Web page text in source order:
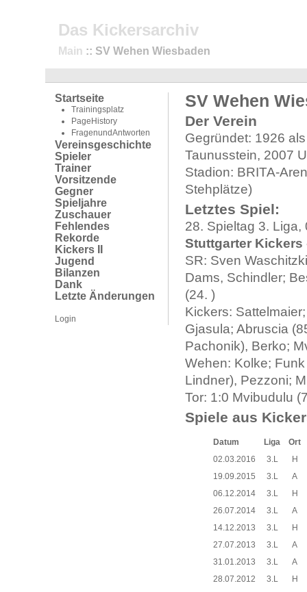
Das Kickersarchiv
Main :: SV Wehen Wiesbaden
Startseite
Trainingsplatz
PageHistory
FragenundAntworten
Vereinsgeschichte
Spieler
Trainer
Vorsitzende
Gegner
Spieljahre
Zuschauer
Fehlendes
Rekorde
Kickers II
Jugend
Bilanzen
Dank
Letzte Änderungen
Login
SV Wehen
Der Verein
Gegründet: 1926
Taunusstein, 2007
Stadion: BRITA-
Stehplätze)
Letztes Spiel:
28. Spieltag 3. Liga,
Stuttgarter Kickers
SR: Sven
Dams, Schindler;
(24. )
Kickers:
Gjasula; Abruscia
Pachonik), Berko;
Wehen: Kolke;
Lindner), Pezzoni;
Tor: 1:0 Mvibudulu
Spiele aus
Datum Liga
Ort
02.03.2016
3.L
H
19.09.2015
3.L
A
06.12.2014
3.L
H
26.07.2014
3.L
A
14.12.2013
3.L
H
27.07.2013
3.L
A
31.01.2013
3.L
A
28.07.2012
3.L H